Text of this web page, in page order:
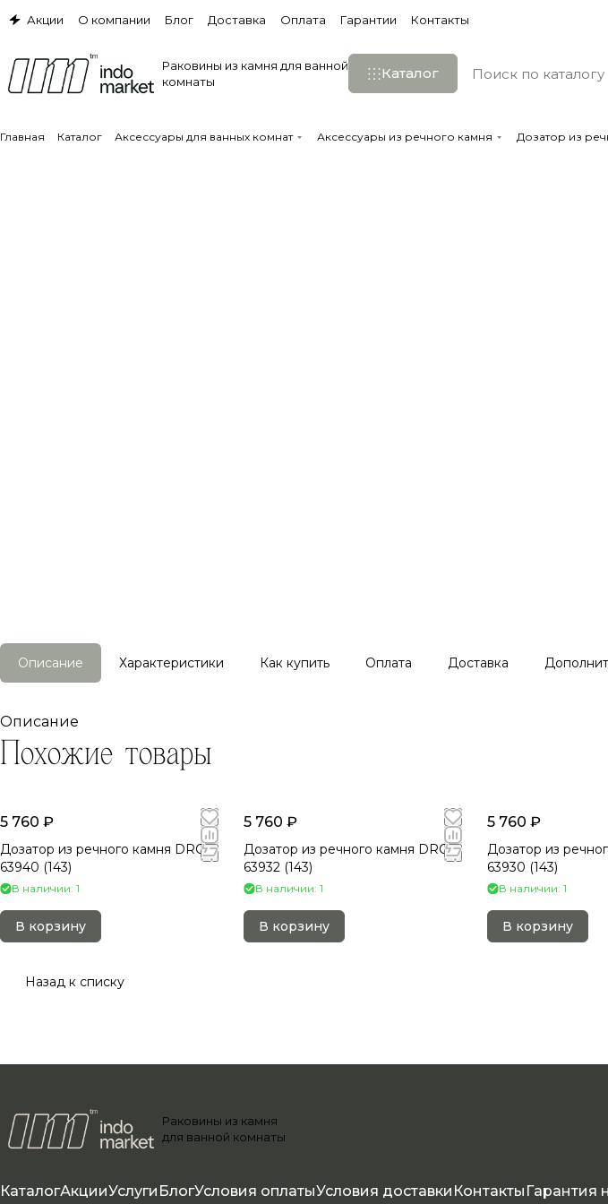
Акции О компании Блог Доставка Оплата Гарантии Контакты
Раковины из камня для ванной
комнаты
Каталог
Главная Каталог Аксессуары для ванных комнат Аксессуары из речного камня Дозатор из
Описание Характеристики Как купить Оплата Доставка
Описание
Похожие товары
5 760 ₽
Дозатор из речного камня DRC-
63940 (143)
В наличии: 1
В корзину
5 760 ₽
Дозатор из речного камня DRC-
63932 (143)
В наличии: 1
В корзину
5 760 ₽
Дозатор из
63930 (143)
В наличии: 1
В корзину
Назад к списку
Раковины из камня
для ванной комнаты
КаталогАкцииУслуги БлогУсловия оплатыУсловия доставки Контакты Гарантия